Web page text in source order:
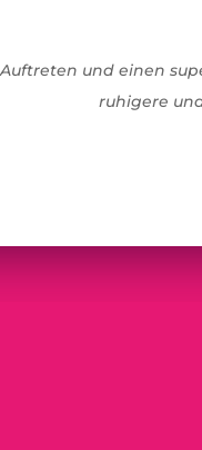
und einen
ruhigere